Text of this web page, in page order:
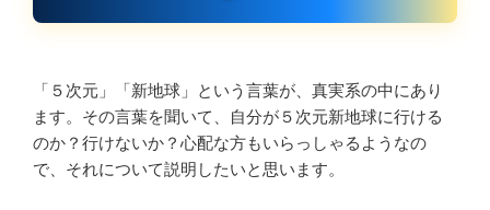
「５次元」「新地球」という言葉が、真実系の中にあり
ます。その言葉を聞いて、自分が５次元新地球に行ける
のか？行けないか？心配な方もいらっしゃるようなの
で、それについて説明したいと思います。